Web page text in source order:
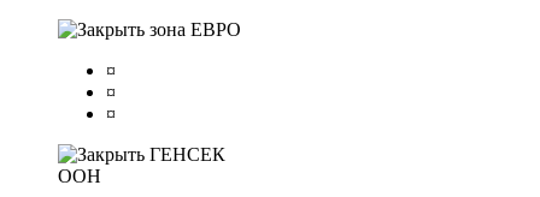
зона ЕВРО
¤
¤
¤
ГЕНСЕК
ООН